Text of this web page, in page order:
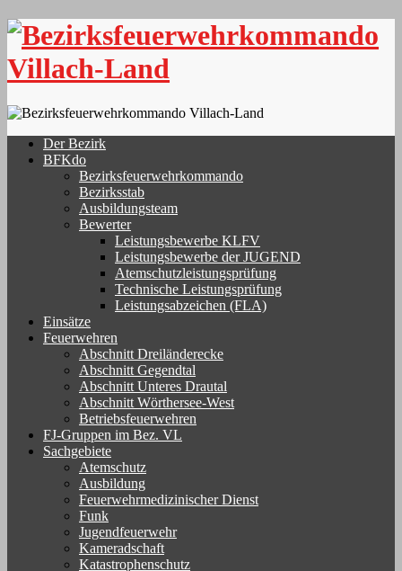
Skip
content
Der Bezirk
BFKdo
Bezirksfeuerwehrkommando
Bezirksstab
Ausbildungsteam
Bewerter
Leistungsbewerbe KLFV
Leistungsbewerbe der JUGEND
Atemschutzleistungsprüfung
Technische Leistungsprüfung
Leistungsabzeichen (FLA)
Einsätze
Feuerwehren
Abschnitt Dreiländerecke
Abschnitt Gegendtal
Abschnitt Unteres Drautal
Abschnitt Wörthersee-West
Betriebsfeuerwehren
FJ-Gruppen im Bez. VL
Sachgebiete
Atemschutz
Ausbildung
Feuerwehrmedizinischer Dienst
Funk
Jugendfeuerwehr
Kameradschaft
Katastrophenschutz